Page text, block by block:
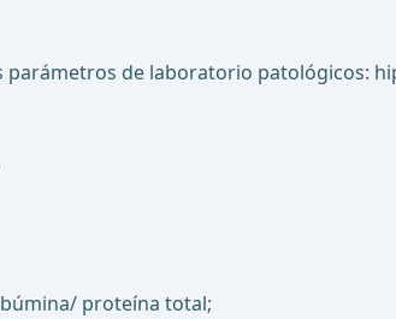
parámetros de laboratorio patológicos:
proteína total;